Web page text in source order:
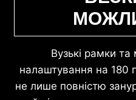
Вузькі рамки та
налаштування на 180
не лише повністю